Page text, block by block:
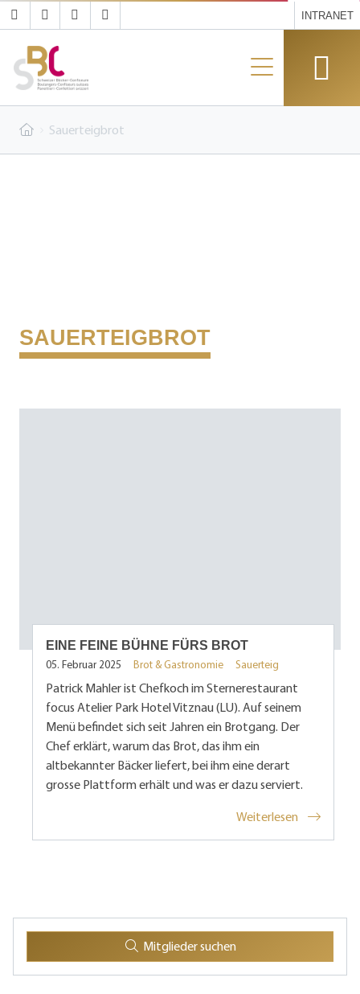
INTRANET
Sauerteigbrot
SAUERTEIGBROT
EINE FEINE BÜHNE FÜRS BROT
05. Februar 2025 Brot & Gastronomie Sauerteig
Patrick Mahler ist Chefkoch im Sternerestaurant
focus Atelier Park Hotel Vitznau (LU). Auf seinem
Menü befindet sich seit Jahren ein Brotgang. Der
Chef erklärt, warum das Brot, das ihm ein
altbekannter Bäcker liefert, bei ihm eine derart
grosse Plattform erhält und was er dazu serviert.
Weiterlesen
Mitglieder suchen